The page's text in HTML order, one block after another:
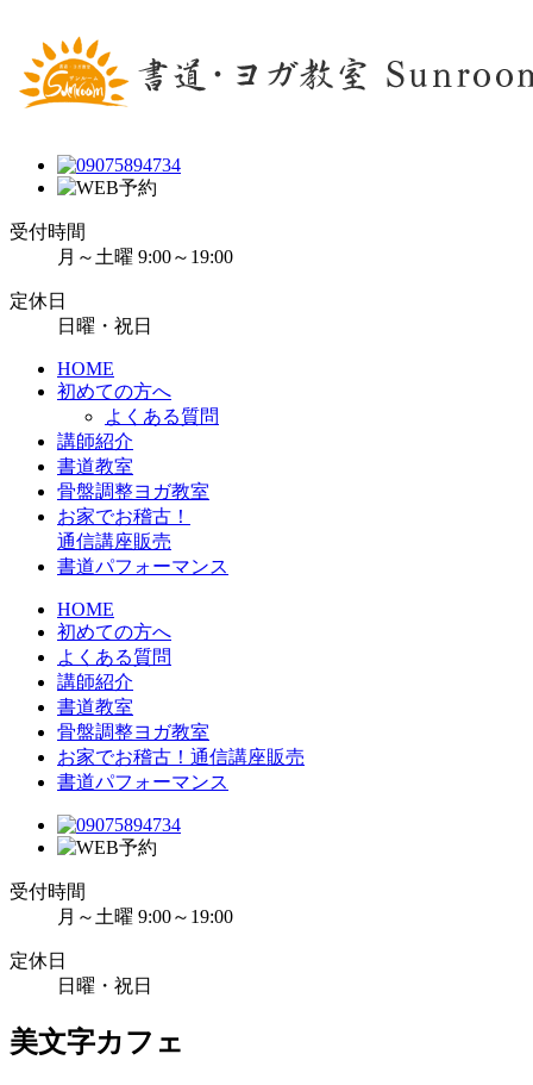
受付時間
月～土曜 9:00～19:00
定休日
日曜・祝日
HOME
初めての方へ
よくある質問
講師紹介
書道教室
骨盤調整ヨガ教室
お家でお稽古！
通信講座販売
書道パフォーマンス
HOME
初めての方へ
よくある質問
講師紹介
書道教室
骨盤調整ヨガ教室
お家でお稽古！通信講座販売
書道パフォーマンス
受付時間
月～土曜 9:00～19:00
定休日
日曜・祝日
美文字カフェ